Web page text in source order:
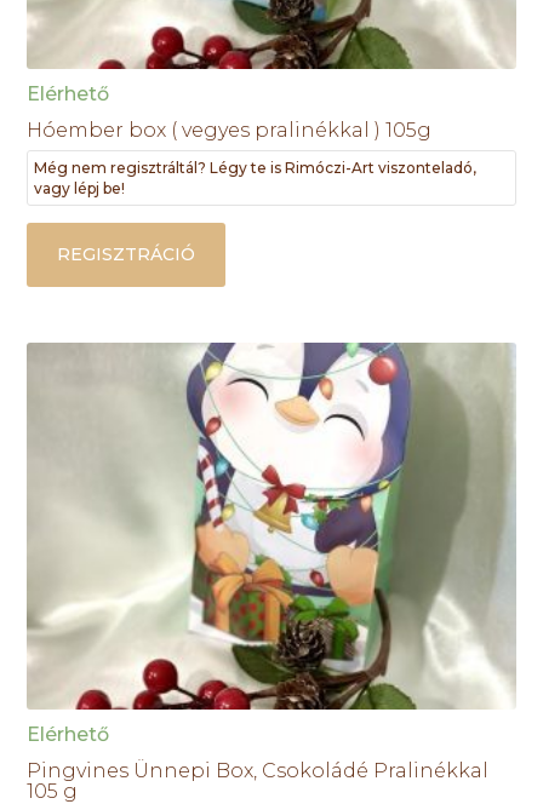
Elérhető
Hóember box ( vegyes pralinékkal ) 105g
Még nem regisztráltál? Légy te is Rimóczi-Art viszonteladó,
vagy lépj be!
REGISZTRÁCIÓ
Elérhető
Pingvines Ünnepi Box, Csokoládé Pralinékkal
105 g